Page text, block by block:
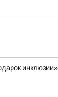
инклюзии»